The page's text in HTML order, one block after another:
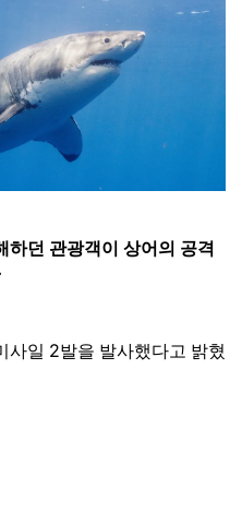
하던 관광객이 상어의 공격